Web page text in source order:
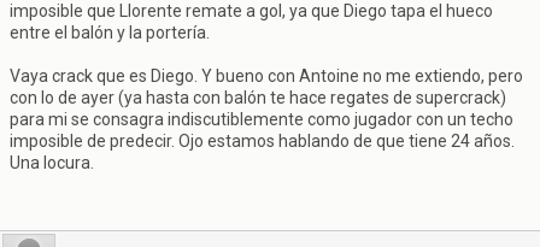
imposible que Llorente remate a gol, ya que Diego tapa el hueco
entre el balón y la portería.
Vaya crack que es Diego. Y bueno con Antoine no me extiendo, pero
con lo de ayer (ya hasta con balón te hace regates de supercrack)
para mi se consagra indiscutiblemente como jugador con un techo
imposible de predecir. Ojo estamos hablando de que tiene 24 años.
Una locura.